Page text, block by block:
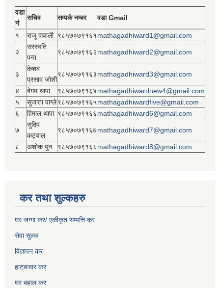
वडा
नं
सचिव सम्पर्क नम्बर वडा Gmail
१ राजु ज्ञवाली ९८५७०७९१६१mathagadhiward1@gmail.com
२
सरस्वति
पन्त
९८५७०७९१६२mathagadhiward2@gmail.com
३
केशब
प्रसाद जोशी
९८५७०७९१६३mathagadhiward3@gmail.com
४ बेगम थापा ९८५७०७९१६४mathagadhiwardnew4@gmail.com
५
सुजाता वाग्ले९८५७०७९१६५mathagadhiwardfive@gmail.com
६
हिमाल थापा ९८५७०७९१६६mathagadhiward6@gmail.com
७
सुदिप
कट्वाल
९८५७०७९१६७mathagadhiward7@gmail.com
८ अशोक पुन ९८५७०७९१६८mathagadhiward8@gmail.com
कर तथा शुल्कहरु
घर जग्गा कर/ एकीकृत सम्पत्ति कर
सेवा सुल्क
विज्ञापन कर
हाटबजार कर
घर बहाल कर